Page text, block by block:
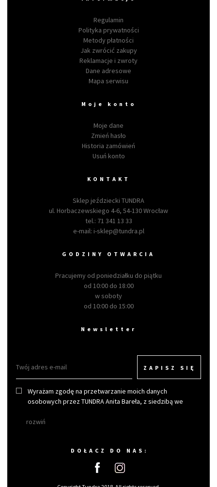
Regulamin
Polityka prywatności
Metody płatności
Jak zwrócić zakupy
Reklamacje i zwroty
Dane adresowe
Mapa serwisu
Moje konto
Moje dane
Zmień hasło
Historia zamówień
Usuń konto
KONTAKT
Sklep jeździecki TUNDRA
ul. Horbaczewskiego 4-6, 54-130 Wrocław
tel.: 71 341 13 33
e-mail: i-sklep@tundra.pl
GODZINY OTWARCIA
Pracujemy od poniedziałku do piątku
od 10:00 do 18:00
w soboty
od 10:00 do 15:00
Newsletter
ZAPISZ SIĘ
Wyrażam zgodę na przetwarzanie moich danych
osobowych przez TUNDRA Anita Bareła, z siedzibą we
rozwiń
DOŁACZ DO NAS: